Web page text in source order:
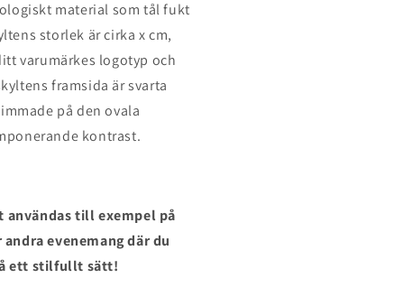
material som tål fukt
storlek är cirka x cm,
varumärkes logotyp och
framsida är svarta
på den ovala
kontrast.
till exempel på
evenemang där du
ett stilfullt sätt!